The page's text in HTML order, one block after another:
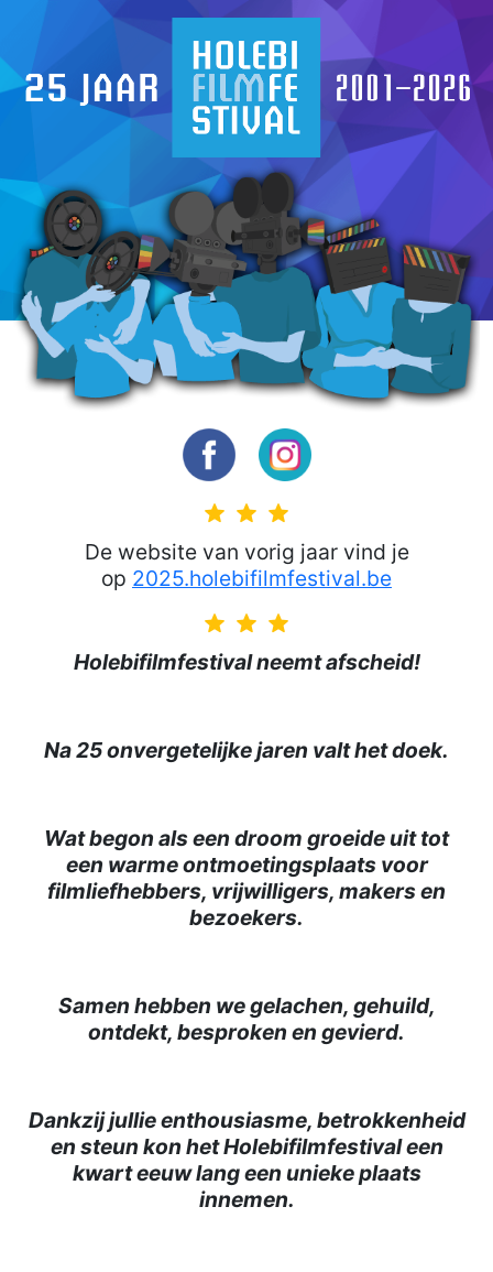
star star star
De website van vorig jaar vind je
op 2025.holebifilmfestival.be
star star star
Holebifilmfestival neemt afscheid!
Na 25 onvergetelijke jaren valt het doek.
Wat begon als een droom groeide uit tot
een warme ontmoetingsplaats voor
filmliefhebbers, vrijwilligers, makers en
bezoekers.
Samen hebben we gelachen, gehuild,
ontdekt, besproken en gevierd.
Dankzij jullie enthousiasme, betrokkenheid
en steun kon het Holebifilmfestival een
kwart eeuw lang een unieke plaats
innemen.